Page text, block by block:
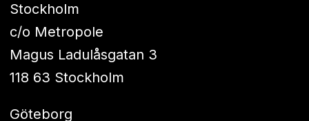
Stockholm
c/o Metropole
Magus Ladulåsgatan 3
118 63 Stockholm
Göteborg